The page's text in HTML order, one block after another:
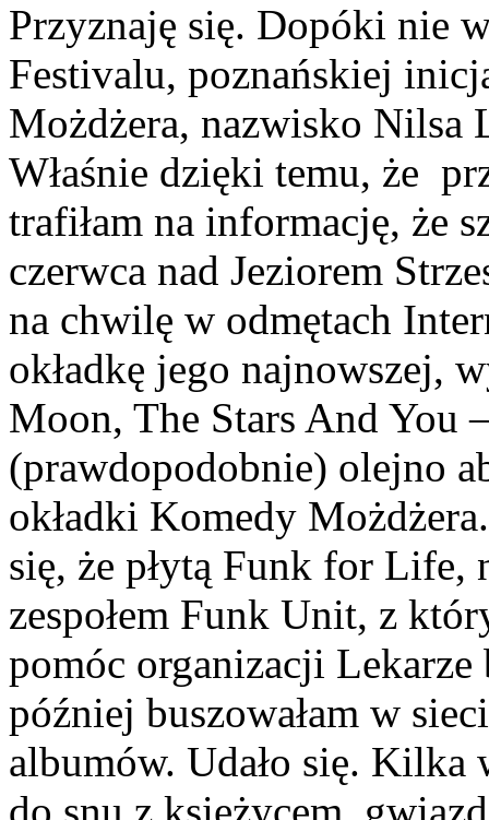
Przyznaję się. Dopóki nie
Festivalu, poznańskiej
Możdżera, nazwisko Nilsa
Właśnie dzięki temu, że
trafiłam na informację, że
czerwca nad Jeziorem
na chwilę w odmętach
okładkę jego najnowszej,
Moon, The Stars And You
(prawdopodobnie) olejno
okładki Komedy
się, że płytą Funk for Life,
zespołem Funk Unit, z
pomóc organizacji
później buszowałam w
albumów. Udało się. Kilka